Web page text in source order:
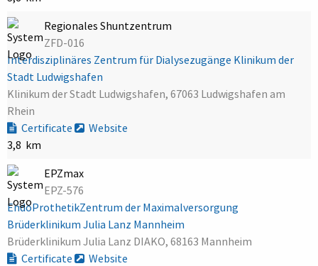
Regionales Shuntzentrum
ZFD-016
Interdisziplinäres Zentrum für Dialysezugänge Klinikum der
Stadt Ludwigshafen
Klinikum der Stadt Ludwigshafen, 67063 Ludwigshafen am
Rhein
Certificate
Website
3,8 km
EPZmax
EPZ-576
EndoProthetikZentrum der Maximalversorgung
Brüderklinikum Julia Lanz Mannheim
Brüderklinikum Julia Lanz DIAKO, 68163 Mannheim
Certificate
Website